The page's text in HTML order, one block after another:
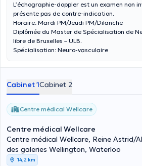
L’échographie-doppler est un examen non
présente pas de contre-indication.
Horaire: Mardi PM/Jeudi PM/Dilanche
Diplômée du Master de Spécialisation de Neurologie
libre de Bruxelles – ULB.
Spécialisation: Neuro-vasculaire
Cabinet 1Cabinet 2
Centre médical Wellcare
Centre médical Wellcare
Centre médical Wellcare, Reine Astrid/
des galeries Wellington, Waterloo
14,2 km